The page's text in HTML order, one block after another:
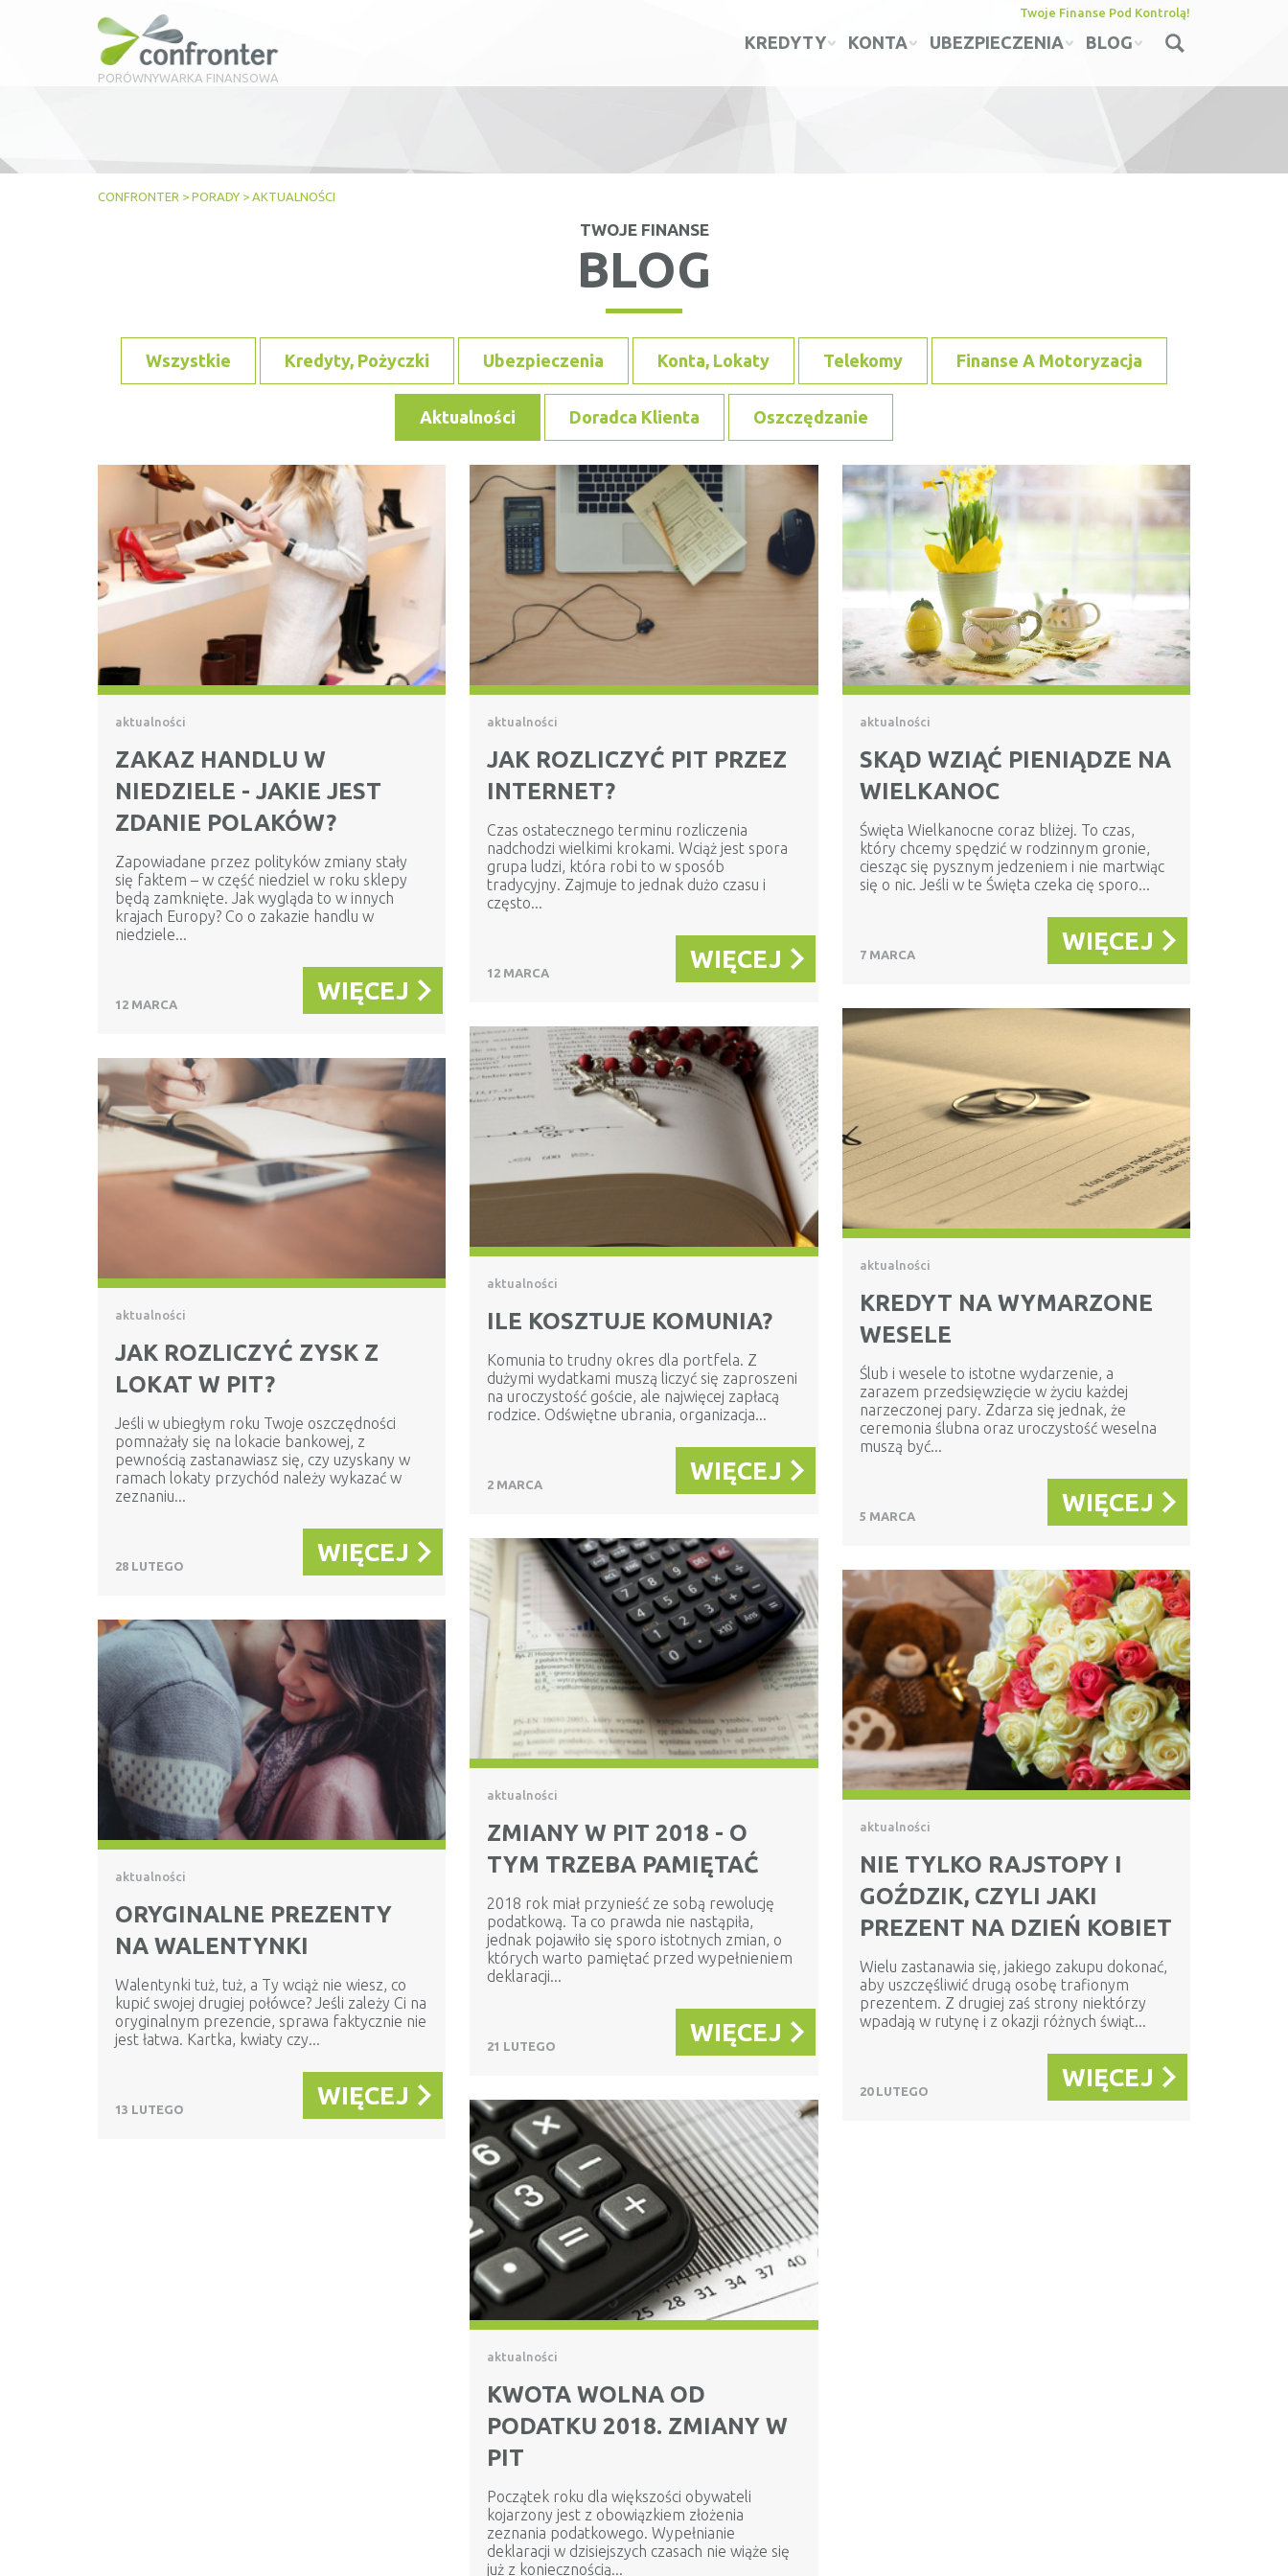
PORÓWNYWARKA FINANSOWA
Twoje Finanse Pod Kontrolą!
KREDYTY KONTA UBEZPIECZENIA BLOG
CONFRONTER > PORADY > AKTUALNOŚCI
TWOJE FINANSE
BLOG
Wszystkie Kredyty, Pożyczki Ubezpieczenia Konta, Lokaty Telekomy Finanse A Motoryzacja
Aktualności Doradca Klienta Oszczędzanie
aktualności
ZAKAZ HANDLU W
NIEDZIELE - JAKIE JEST
ZDANIE POLAKÓW?
Zapowiadane przez polityków zmiany stały
się faktem – w część niedziel w roku sklepy
będą zamknięte. Jak wygląda to w innych
krajach Europy? Co o zakazie handlu w
niedziele...
12 MARCA WIĘCEJ
aktualności
JAK ROZLICZYĆ PIT PRZEZ
INTERNET?
Czas ostatecznego terminu rozliczenia
nadchodzi wielkimi krokami. Wciąż jest spora
grupa ludzi, która robi to w sposób
tradycyjny. Zajmuje to jednak dużo czasu i
często...
12 MARCA WIĘCEJ
aktualności
SKĄD WZIĄĆ PIENIĄDZE NA
WIELKANOC
Święta Wielkanocne coraz bliżej. To czas,
który chcemy spędzić w rodzinnym gronie,
ciesząc się pysznym jedzeniem i nie martwiąc
się o nic. Jeśli w te Święta czeka cię sporo...
7 MARCA WIĘCEJ
aktualności
KREDYT NA WYMARZONE
WESELE
Ślub i wesele to istotne wydarzenie, a
zarazem przedsięwzięcie w życiu każdej
narzeczonej pary. Zdarza się jednak, że
ceremonia ślubna oraz uroczystość weselna
muszą być...
5 MARCA WIĘCEJ
aktualności
ILE KOSZTUJE KOMUNIA?
Komunia to trudny okres dla portfela. Z
dużymi wydatkami muszą liczyć się zaproszeni
na uroczystość goście, ale najwięcej zapłacą
rodzice. Odświętne ubrania, organizacja...
2 MARCA WIĘCEJ
aktualności
JAK ROZLICZYĆ ZYSK Z
LOKAT W PIT?
Jeśli w ubiegłym roku Twoje oszczędności
pomnażały się na lokacie bankowej, z
pewnością zastanawiasz się, czy uzyskany w
ramach lokaty przychód należy wykazać w
zeznaniu...
28 LUTEGO WIĘCEJ
aktualności
ZMIANY W PIT 2018 - O
TYM TRZEBA PAMIĘTAĆ
2018 rok miał przynieść ze sobą rewolucję
podatkową. Ta co prawda nie nastąpiła,
jednak pojawiło się sporo istotnych zmian, o
których warto pamiętać przed wypełnieniem
deklaracji...
21 LUTEGO WIĘCEJ
aktualności
NIE TYLKO RAJSTOPY I
GOŹDZIK, CZYLI JAKI
PREZENT NA DZIEŃ KOBIET
Wielu zastanawia się, jakiego zakupu dokonać,
aby uszczęśliwić drugą osobę trafionym
prezentem. Z drugiej zaś strony niektórzy
wpadają w rutynę i z okazji różnych świąt...
20 LUTEGO WIĘCEJ
aktualności
ORYGINALNE PREZENTY
NA WALENTYNKI
Walentynki tuż, tuż, a Ty wciąż nie wiesz, co
kupić swojej drugiej połówce? Jeśli zależy Ci na
oryginalnym prezencie, sprawa faktycznie nie
jest łatwa. Kartka, kwiaty czy...
13 LUTEGO WIĘCEJ
aktualności
KWOTA WOLNA OD
PODATKU 2018. ZMIANY W
PIT
Początek roku dla większości obywateli
kojarzony jest z obowiązkiem złożenia
zeznania podatkowego. Wypełnianie
deklaracji w dzisiejszych czasach nie wiąże się
już z koniecznością...